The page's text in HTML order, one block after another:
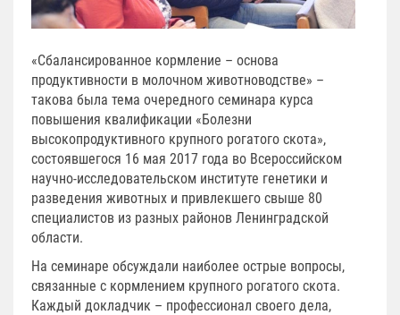
«Сбалансированное кормление – основа
продуктивности в молочном животноводстве» –
такова была тема очередного семинара курса
повышения квалификации «Болезни
высокопродуктивного крупного рогатого скота»,
состоявшегося 16 мая 2017 года во Всероссийском
научно-исследовательском институте генетики и
разведения животных и привлекшего свыше 80
специалистов из разных районов Ленинградской
области.
На семинаре обсуждали наиболее острые вопросы,
связанные с кормлением крупного рогатого скота.
Каждый докладчик – профессионал своего дела,